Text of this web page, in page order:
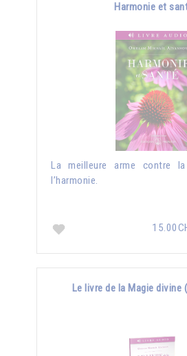
Harmonie et
La meilleure arme contre
l’harmonie.
Le livre de la Magie divine